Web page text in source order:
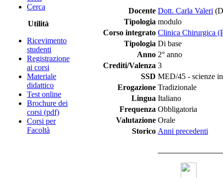
Cerca
Utilità
Ricevimento
studenti
Registrazione
ai corsi
Materiale
didattico
Test online
Brochure dei
corsi (pdf)
Corsi per
Facoltà
Docente Dott. Carla Valeri
Tipologia modulo
Corso integrato Clinica Chirurgica
Tipologia Di base
Anno 2° anno
Crediti/Valenza 3
SSD MED/45 - scienze
Erogazione Tradizionale
Lingua Italiano
Frequenza Obbligatoria
Valutazione Orale
Storico Anni precedenti